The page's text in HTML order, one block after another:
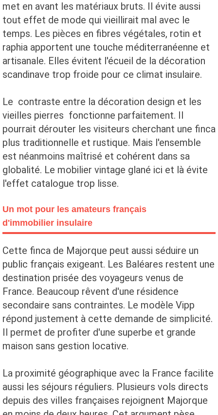
met en avant les matériaux bruts. Il évite aussi
tout effet de mode qui vieillirait mal avec le
temps. Les pièces en fibres végétales, rotin et
raphia apportent une touche méditerranéenne et
artisanale. Elles évitent l'écueil de la décoration
scandinave trop froide pour ce climat insulaire.
Le contraste entre la décoration design et les
vieilles pierres fonctionne parfaitement. Il
pourrait dérouter les visiteurs cherchant une finca
plus traditionnelle et rustique. Mais l'ensemble
est néanmoins maîtrisé et cohérent dans sa
globalité. Le mobilier vintage glané ici et là évite
l'effet catalogue trop lisse.
Un mot pour les amateurs français
d'immobilier insulaire
Cette finca de Majorque peut aussi séduire un
public français exigeant. Les Baléares restent une
destination prisée des voyageurs venus de
France. Beaucoup rêvent d'une résidence
secondaire sans contraintes. Le modèle Vipp
répond justement à cette demande de simplicité.
Il permet de profiter d'une superbe et grande
maison sans gestion locative.
La proximité géographique avec la France facilite
aussi les séjours réguliers. Plusieurs vols directs
depuis des villes françaises rejoignent Majorque